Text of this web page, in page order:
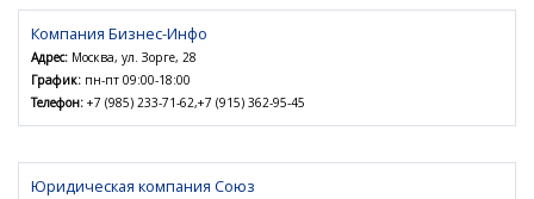
Компания Бизнес-Инфо
Адрес: Москва, ул. Зорге, 28
График: пн-пт 09:00-18:00
Телефон: +7 (985) 233-71-62,+7 (915) 362-95-45
Юридическая компания Союз